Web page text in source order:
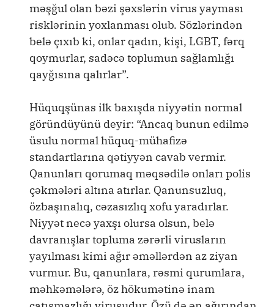
məşğul olan bəzi şəxslərin virus yayması
risklərinin yoxlanması olub. Sözlərindən
belə çıxıb ki, onlar qadın, kişi, LGBT, fərq
qoymurlar, sadəcə toplumun sağlamlığı
qayğısına qalırlar”.
Hüquqşünas ilk baxışda niyyətin normal
göründüyünü deyir: “Ancaq bunun edilmə
üsulu normal hüquq-mühafizə
standartlarına qətiyyən cavab vermir.
Qanunları qorumaq məqsədilə onları polis
çəkmələri altına atırlar. Qanunsuzluq,
özbaşınalıq, cəzasızlıq xofu yaradırlar.
Niyyət necə yaxşı olursa olsun, belə
davranışlar topluma zərərli virusların
yayılması kimi ağır əməllərdən az ziyan
vurmur. Bu, qanunlara, rəsmi qurumlara,
məhkəmələrə, öz hökumətinə inam